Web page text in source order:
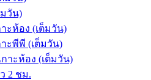
มวัน)
าะห้อง (เต็มวัน)
าะพีพี (เต็มวัน)
กาะห้อง (เต็มวัน)
2 ชม.